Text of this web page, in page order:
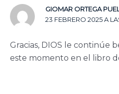
GIOMAR ORTEGA
23 FEBRERO 2025 A
Gracias, DIOS le continúe
este momento en el libro